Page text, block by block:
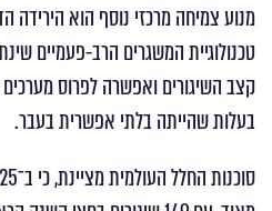
מנוע צמיחה מרכזי נוסף הוא הירידה
טכנולוגיית המשגרים הרב-פעמיים
קצב השיגורים ואפשרה לפרוס מערכים
בעלות שהייתה בלתי אפשרית בעבר.